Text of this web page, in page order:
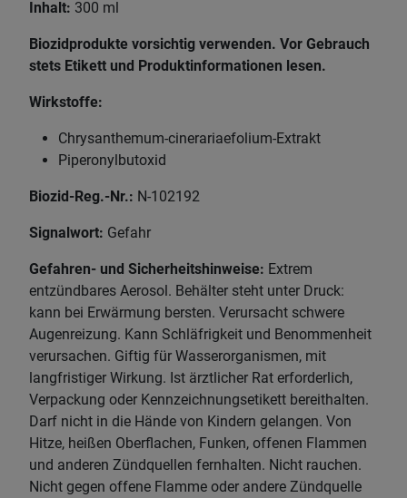
Inhalt: 300 ml
Biozidprodukte vorsichtig verwenden. Vor Gebrauch
stets Etikett und Produktinformationen lesen.
Wirkstoffe:
Chrysanthemum-cinerariaefolium-Extrakt
Piperonylbutoxid
Biozid-Reg.-Nr.: N-102192
Signalwort: Gefahr
Gefahren- und Sicherheitshinweise: Extrem
entzündbares Aerosol. Behälter steht unter Druck:
kann bei Erwärmung bersten. Verursacht schwere
Augenreizung. Kann Schläfrigkeit und Benommenheit
verursachen. Giftig für Wasserorganismen, mit
langfristiger Wirkung. Ist ärztlicher Rat erforderlich,
Verpackung oder Kennzeichnungsetikett bereithalten.
Darf nicht in die Hände von Kindern gelangen. Von
Hitze, heißen Oberflachen, Funken, offenen Flammen
und anderen Zündquellen fernhalten. Nicht rauchen.
Nicht gegen offene Flamme oder andere Zündquelle